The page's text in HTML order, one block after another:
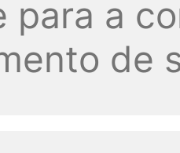
para a
de